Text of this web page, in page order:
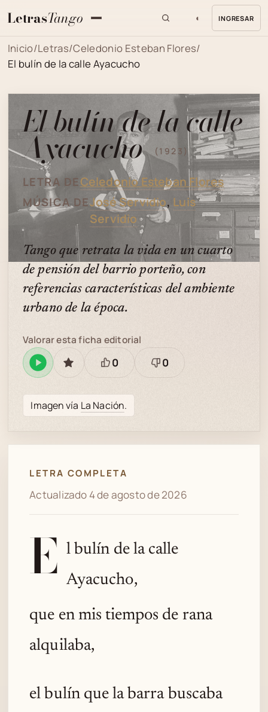
LetrasTango ◐ INGRESAR
Inicio/Letras/Celedonio Esteban Flores/
El bulín de la calle Ayacucho
El bulín de la calle
Ayacucho (1923)
LETRA DECeledonio Esteban Flores
MÚSICA DEJosé Servidio, Luis
Servidio
Tango que retrata la vida en un cuarto
de pensión del barrio porteño, con
referencias características del ambiente
urbano de la época.
Reproducir
Spotify
GUARDAR
Valorar esta ficha editorial
Está
0
Necesita
0
Imagen vía La Nación.
LETRA COMPLETA
Actualizado 4 de agosto de 2026
E l bulín de la calle
Ayacucho,
que en mis tiempos de rana
alquilaba,
el bulín que la barra buscaba